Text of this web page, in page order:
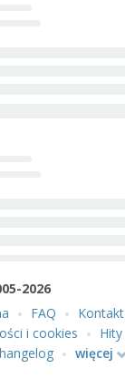
2026
FAQ Kontakt
i cookies
Hity
więcej